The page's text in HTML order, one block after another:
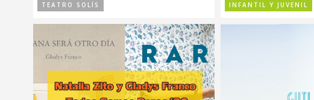
TEATRO SOLÍS
INFANTIL Y JUVENIL